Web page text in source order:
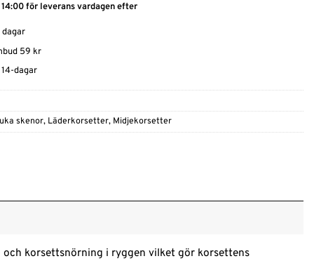
för leverans vardagen efter
59 kr
dagar
skenor, Läderkorsetter, Midjekorsetter
korsettsnörning i ryggen vilket gör korsettens